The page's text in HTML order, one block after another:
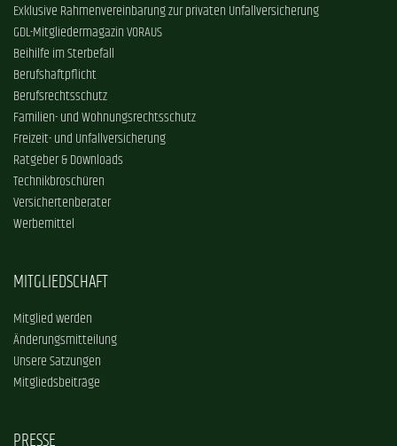
Exklusive Rahmenvereinbarung zur privaten Unfallversicherung
GDL-Mitgliedermagazin VORAUS
Beihilfe im Sterbefall
Berufshaftpflicht
Berufsrechtsschutz
Familien- und Wohnungsrechtsschutz
Freizeit- und Unfallversicherung
Ratgeber & Downloads
Technikbroschüren
Versichertenberater
Werbemittel
MITGLIEDSCHAFT
Mitglied werden
Änderungsmitteilung
Unsere Satzungen
Mitgliedsbeiträge